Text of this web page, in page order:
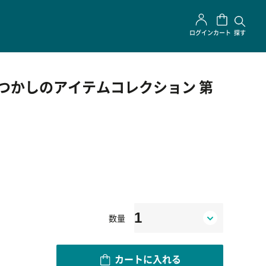
ログインカート 探す
かしのアイテムコレクション 第
数量
カートに入れる